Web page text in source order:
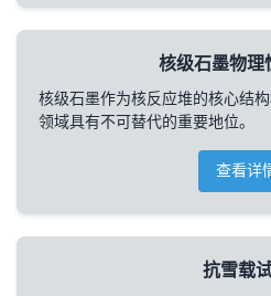
核级石墨物理
核级石墨作为核反应堆的核心结
领域具有不可替代的重要地位。
查看详
抗雪载